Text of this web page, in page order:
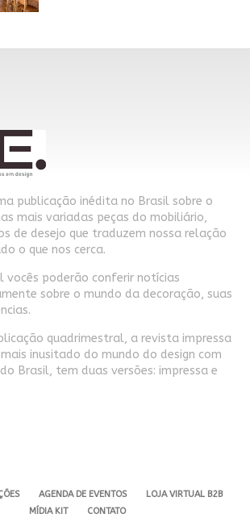
publicação inédita no Brasil sobre o
mais variadas peças do mobiliário,
de desejo que traduzem nossa relação
o que nos cerca.
poderão conferir notícias
sobre o mundo da decoração, suas
quadrimestral, a revista impressa
inusitado do mundo do design com
Brasil, tem duas versões: impressa e
AGENDA DE EVENTOS
LOJA VIRTUAL B2B
MÍDIA KIT
CONTATO